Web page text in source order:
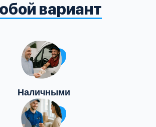
вариант
Наличными